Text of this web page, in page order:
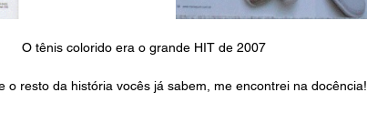
O tênis colorido era o grande HIT de 2007
o resto da história vocês já sabem, me encontrei na docência!